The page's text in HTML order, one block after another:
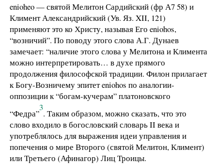
enioheo — святой Мелитон Сардийский (фр А7 58) и
Климент Александрийский (Ув. Яз. XII, 121)
применяют это ко Христу, называя Его eniohos,
“возничий”. По поводу этого слова А.Г. Дунаев
замечает: “наличие этого слова у Мелитона и Климента
можно интерпретировать… в духе прямого
продолжения философской традиции. Филон прилагает
к Богу-Возничему эпитет eniohos по аналогии-
оппозиции к “богам-кучерам” платоновского
“Федра”
3
. Таким образом, можно сказать, что это
слово входило в богословский словарь II века и
употреблялось для выражения идеи управления и
попечения о мире Второго (святой Мелитон, Климент)
или Третьего (Афинагор) Лиц Троицы.